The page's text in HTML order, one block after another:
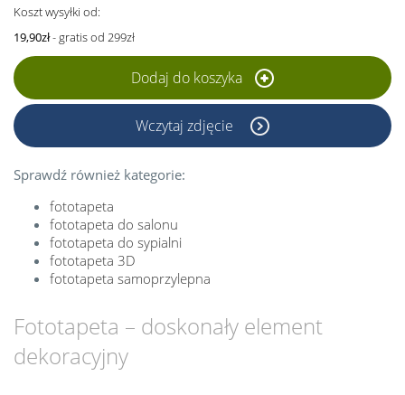
Koszt wysyłki od:
19,90zł- gratis od 299zł
Dodaj do koszyka
Wczytaj zdjęcie
Sprawdź również kategorie:
fototapeta
fototapeta do salonu
fototapeta do sypialni
fototapeta 3D
fototapeta samoprzylepna
Fototapeta – doskonały element
dekoracyjny